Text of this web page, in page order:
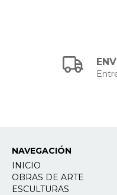
NAVEGACIÓN
INICIO
OBRAS DE ARTE
ESCULTURAS